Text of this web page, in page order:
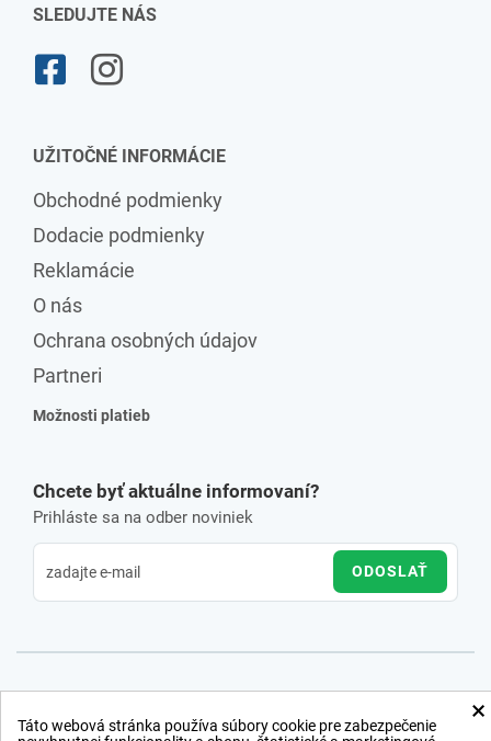
SLEDUJTE NÁS
UŽITOČNÉ INFORMÁCIE
Obchodné podmienky
Dodacie podmienky
Reklamácie
O nás
Ochrana osobných údajov
Partneri
Možnosti platieb
Chcete byť aktuálne informovaní?
Prihláste sa na odber noviniek
ODOSLAŤ
×
Táto webová stránka používa súbory cookie pre zabezpečenie